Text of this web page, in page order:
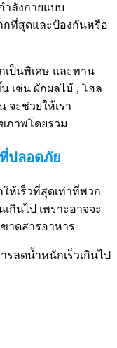
ำลังกายแบบ
ากที่สุดและป้องกันหรือ
เป็นพิเศษ และทาน
เช่น ผักผลไม้ , โฮล
จะช่วยให้เรา
ภาพโดยรวม
ปลอดภัย
เร็วที่สุดเท่าที่พวก
กินไป เพราะอาจจะ
าดสารอาหาร
รลดน้ำหนักเร็วเกินไป